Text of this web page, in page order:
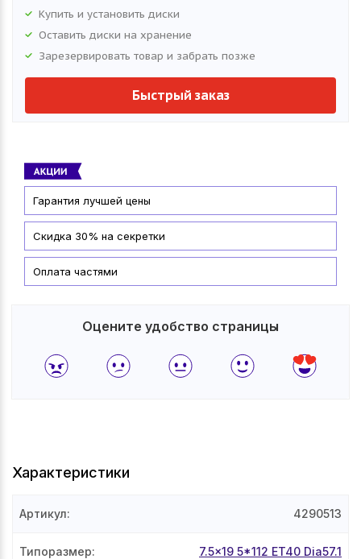
Купить и установить диски
Оставить диски на хранение
Зарезервировать товар и забрать позже
Быстрый заказ
Гарантия лучшей цены
Скидка 30% на секретки
Оплата частями
Оцените удобство страницы
Характеристики
Артикул: 4290513
Типоразмер: 7.5x19 5*112 ET40 Dia57.1